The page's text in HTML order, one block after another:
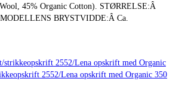
45% Organic Cotton). STØRRELSE:Â
BRYSTVIDDE:Â Ca.